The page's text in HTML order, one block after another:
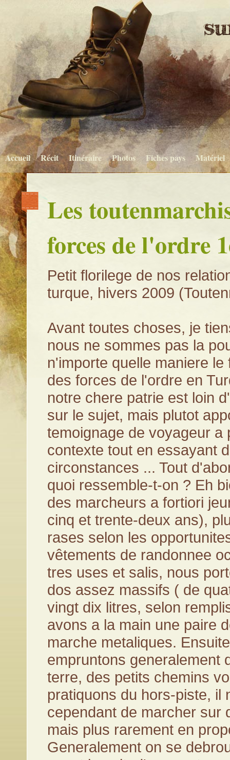
Accueil Récit Itinéraire Photos Fiches pays Matériel
Les
forces de l'ordre
Petit florilege de nos
turque, hivers 2009
Avant toutes choses, je
nous ne sommes pas la
n'importe quelle maniere
des forces de l'ordre en
notre chere patrie est loin
sur le sujet, mais plutot
temoignage de voyageur a
contexte tout en essayant
circonstances ... Tout
quoi ressemble-t-on ? Eh
des marcheurs a fortiori
cinq et trente-deux ans),
rases selon les
vêtements de randonnee
tres uses et salis, nous
dos assez massifs ( de
vingt dix litres, selon
avons a la main une paire
marche metaliques.
empruntons generalement
terre, des petits chemins
pratiquons du hors-piste, il
cependant de marcher sur
mais plus rarement en
Generalement on se